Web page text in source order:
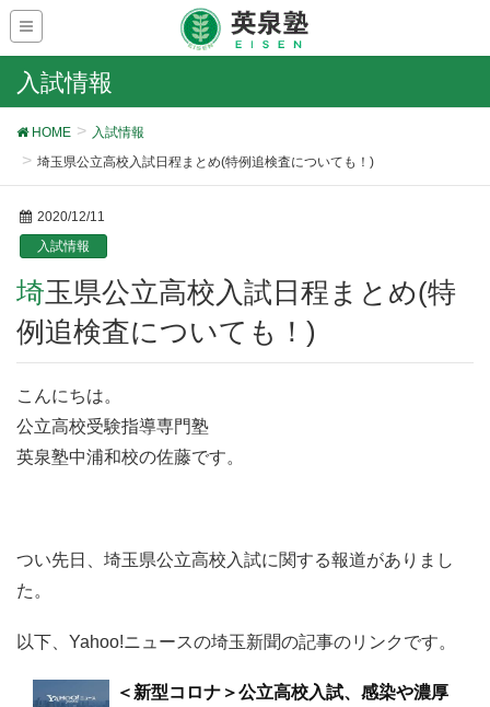
入試情報
HOME
入試情報
埼玉県公立高校入試日程まとめ(特例追検査についても！)
2020/12/11
入試情報
埼玉県公立高校入試日程まとめ(特
例追検査についても！)
こんにちは。
公立高校受験指導専門塾
英泉塾中浦和校の佐藤です。
つい先日、埼玉県公立高校入試に関する報道がありまし
た。
以下、Yahoo!ニュースの埼玉新聞の記事のリンクです。
＜新型コロナ＞公立高校入試、感染や濃厚